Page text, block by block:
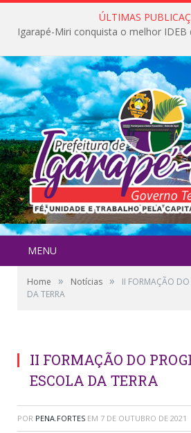
ÚLTIMAS
MENU
Home » Notícias »
II FORMAÇÃO
DA TERRA
II FORMAÇÃO DO
ESCOLA DA TERRA
POR PENA.FORTES EM 7 DE OUTUBRO DE 2021